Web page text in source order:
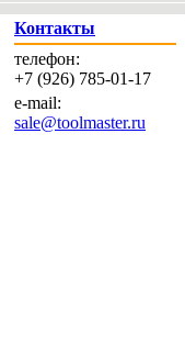
Контакты
телефон:
+7 (926) 785-01-17
e-mail:
sale@toolmaster.ru